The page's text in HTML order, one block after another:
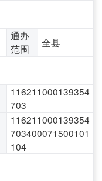
通办
范围
全县
116211000139354
703
116211000139354
703400071500101
104